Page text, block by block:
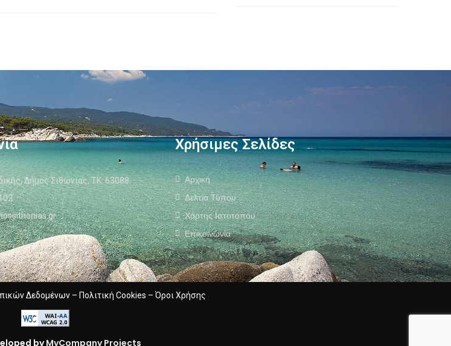
Δήμος Σιθωνίας, ΤΚ: 63088
Χρήσιμες Σελίδες
Αρχική
Δελτία Τύπου
Χάρτης Ιστοτόπου
Επικοινωνία
Δεδομένων– Πολιτική Cookies –Όροι Χρήσης
byMyCompany Projects